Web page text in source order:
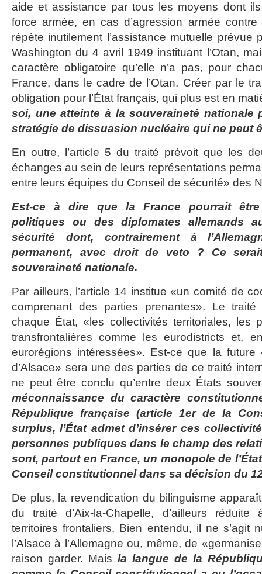
aide et assistance par tous les moyens dont
force armée, en cas d’agression armée
répète inutilement l’assistance mutuelle prévue
Washington du 4 avril 1949 instituant l’Otan,
caractère obligatoire qu’elle n’a pas, pour
France, dans le cadre de l’Otan. Créer par le
obligation pour l’État français, qui plus est en
soi, une atteinte à la souveraineté nationale
stratégie de dissuasion nucléaire qui ne peut
En outre, l’article 5 du traité prévoit que les
échanges au sein de leurs représentations
entre leurs équipes du Conseil de sécurité» des
Est-ce à dire que la France pourrait
politiques ou des diplomates allemands
sécurité dont, contrairement à
permanent, avec droit de veto ? Ce
souveraineté nationale.
Par ailleurs, l’article 14 institue «un comité de
comprenant des parties prenantes». Le
chaque État, «les collectivités territoriales, les
transfrontalières comme les eurodistricts et,
eurorégions intéressées». Est-ce que la future
d’Alsace» sera une des parties de ce traité
ne peut être conclu qu’entre deux États
méconnaissance du caractère
République française (article 1er de la
surplus, l’État admet d’insérer ces
personnes publiques dans le champ des
sont, partout en France, un monopole de
Conseil constitutionnel dans sa décision du
De plus, la revendication du bilinguisme
du traité d’Aix-la-Chapelle, d’ailleurs
territoires frontaliers. Bien entendu, il ne s’agit
l’Alsace à l’Allemagne ou, même, de
raison garder. Mais la langue de la